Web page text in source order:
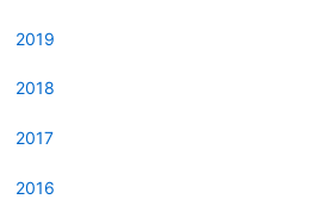
2019
2018
2017
2016